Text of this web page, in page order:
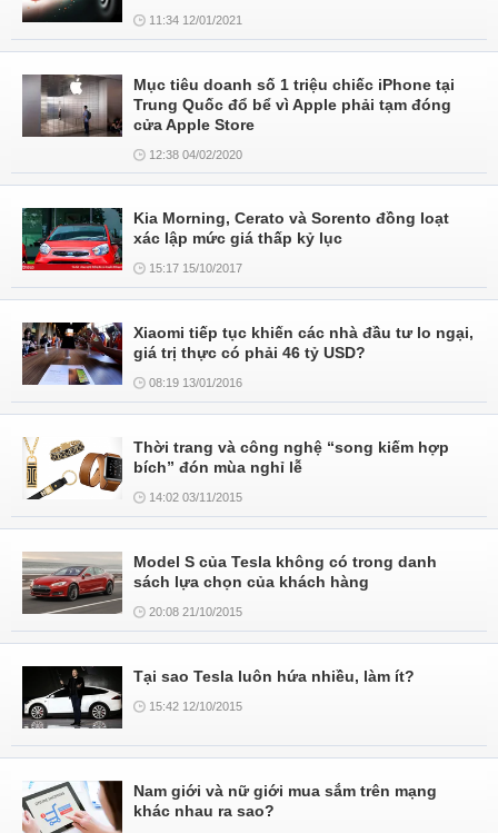
11:34 12/01/2021
Mục tiêu doanh số 1 triệu chiếc iPhone tại
Trung Quốc đổ bể vì Apple phải tạm đóng
cửa Apple Store
12:38 04/02/2020
Kia Morning, Cerato và Sorento đồng loạt
xác lập mức giá thấp kỷ lục
15:17 15/10/2017
Xiaomi tiếp tục khiến các nhà đầu tư lo ngại,
giá trị thực có phải 46 tỷ USD?
08:19 13/01/2016
Thời trang và công nghệ “song kiếm hợp
bích” đón mùa nghỉ lễ
14:02 03/11/2015
Model S của Tesla không có trong danh
sách lựa chọn của khách hàng
20:08 21/10/2015
Tại sao Tesla luôn hứa nhiều, làm ít?
15:42 12/10/2015
Nam giới và nữ giới mua sắm trên mạng
khác nhau ra sao?